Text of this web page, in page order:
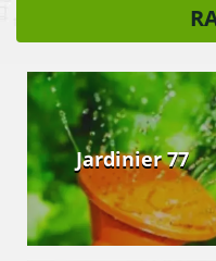
Jardinier 77